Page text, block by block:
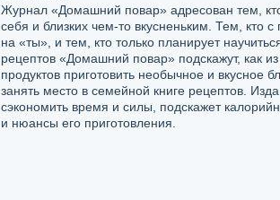
Журнал «Домашний повар» адресован тем,
себя и близких чем-то вкусненьким. Тем, кто с
на «ты», и тем, кто только планирует
рецептов «Домашний повар» подскажут, как
продуктов приготовить необычное и вкусное
занять место в семейной книге рецептов.
сэкономить время и силы, подскажет
и нюансы его приготовления.